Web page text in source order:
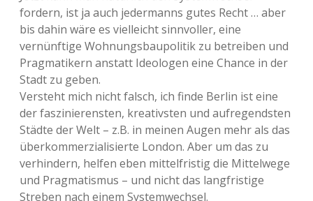
fordern, ist ja auch jedermanns gutes Recht … aber
bis dahin wäre es vielleicht sinnvoller, eine
vernünftige Wohnungsbaupolitik zu betreiben und
Pragmatikern anstatt Ideologen eine Chance in der
Stadt zu geben.
Versteht mich nicht falsch, ich finde Berlin ist eine
der faszinierensten, kreativsten und aufregendsten
Städte der Welt – z.B. in meinen Augen mehr als das
überkommerzialisierte London. Aber um das zu
verhindern, helfen eben mittelfristig die Mittelwege
und Pragmatismus – und nicht das langfristige
Streben nach einem Systemwechsel.